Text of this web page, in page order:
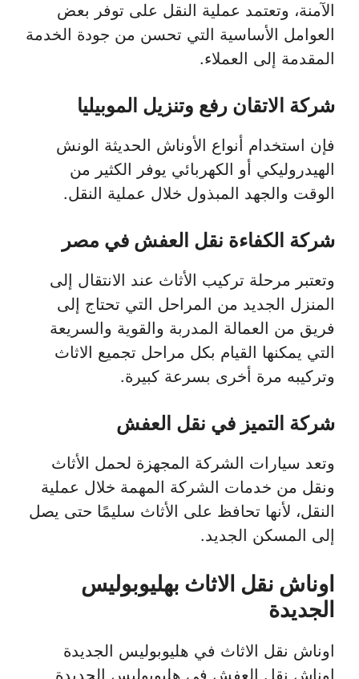
الآمنة، وتعتمد عملية النقل على توفر بعض
العوامل الأساسية التي تحسن من جودة الخدمة
المقدمة إلى العملاء.
شركة الاتقان رفع وتنزيل الموبيليا
فإن استخدام أنواع الأوناش الحديثة الونش
الهيدروليكي أو الكهربائي يوفر الكثير من
الوقت والجهد المبذول خلال عملية النقل.
شركة الكفاءة نقل العفش في مصر
وتعتبر مرحلة تركيب الأثاث عند الانتقال إلى
المنزل الجديد من المراحل التي تحتاج إلى
فريق من العمالة المدربة والقوية والسريعة
التي يمكنها القيام بكل مراحل تجميع الاثاث
وتركيبه مرة أخرى بسرعة كبيرة.
شركة التميز في نقل العفش
وتعد سيارات الشركة المجهزة لحمل الأثاث
ونقل من خدمات الشركة المهمة خلال عملية
النقل، لأنها تحافظ على الأثاث سليمًا حتى يصل
إلى المسكن الجديد.
اوناش نقل الاثاث بهليوبوليس
الجديدة
اوناش نقل الاثاث في هليوبوليس الجديدة